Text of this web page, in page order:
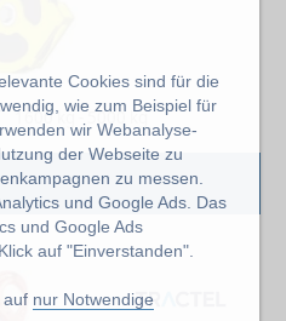
Cookies sind für die
wie zum Beispiel für
wir Webanalyse-
der Webseite zu
zu messen.
und Google Ads. Das
und Google Ads
auf "Einverstanden".
auf nur Notwendige
1600 kg - 5000 kg